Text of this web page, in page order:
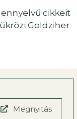
cikkeit
Goldziher
Megnyitás